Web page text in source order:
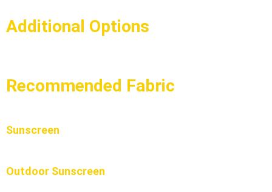
Additional Options
Recommended Fabric
Sunscreen
Outdoor Sunscreen